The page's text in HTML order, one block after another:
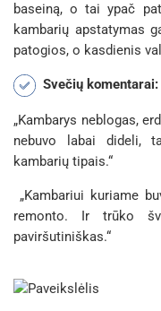
baseiną, o tai ypač
kambarių apstatymas
patogios, o kasdienis
Svečių komentarai:
„Kambarys neblogas,
nebuvo labai dideli,
kambarių tipais.“
„Kambariui kuriame
remonto. Ir trūko
paviršutiniškas.“